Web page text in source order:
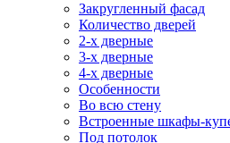
Закругленный фасад
Количество дверей
2-х дверные
3-х дверные
4-х дверные
Особенности
Во всю стену
Встроенные шкафы-
Под потолок